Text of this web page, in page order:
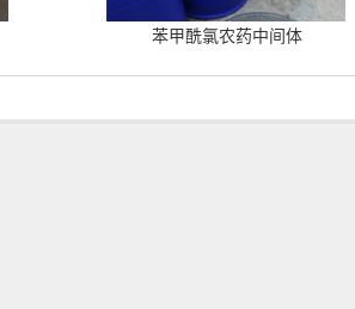
苯甲酰氯农药中间体